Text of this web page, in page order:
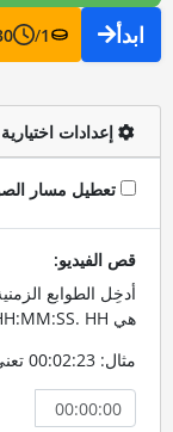
ابدأ 1
/
إعدادات اختيارية
تعطيل مسار
قص الفيديو:
أدخِل الطوابع
هي HH:MM:SS. HH = ساعة، MM = دقائق، SS = ثوانٍ.
مثال: 00:02:23 تعني دقيقتين و23 ثانية.